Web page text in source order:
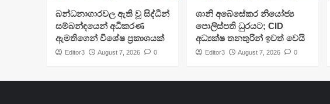
බන්ධනාගාරවල ඇති වූ සිද්ධීන්
සම්බන්ඳයෙන් අධිකරණ
ඇමතිගෙන් විශේෂ ප්‍රකාශයක්
Editor3 August 7, 2026 0
ශානි අබේසේකර නියෝජ්‍ය
පොලිස්පති ධුරයට; CID
අධ්‍යක්ෂ තනතුරින් ඉවත් වෙයි
Editor3 August 7, 2026 0